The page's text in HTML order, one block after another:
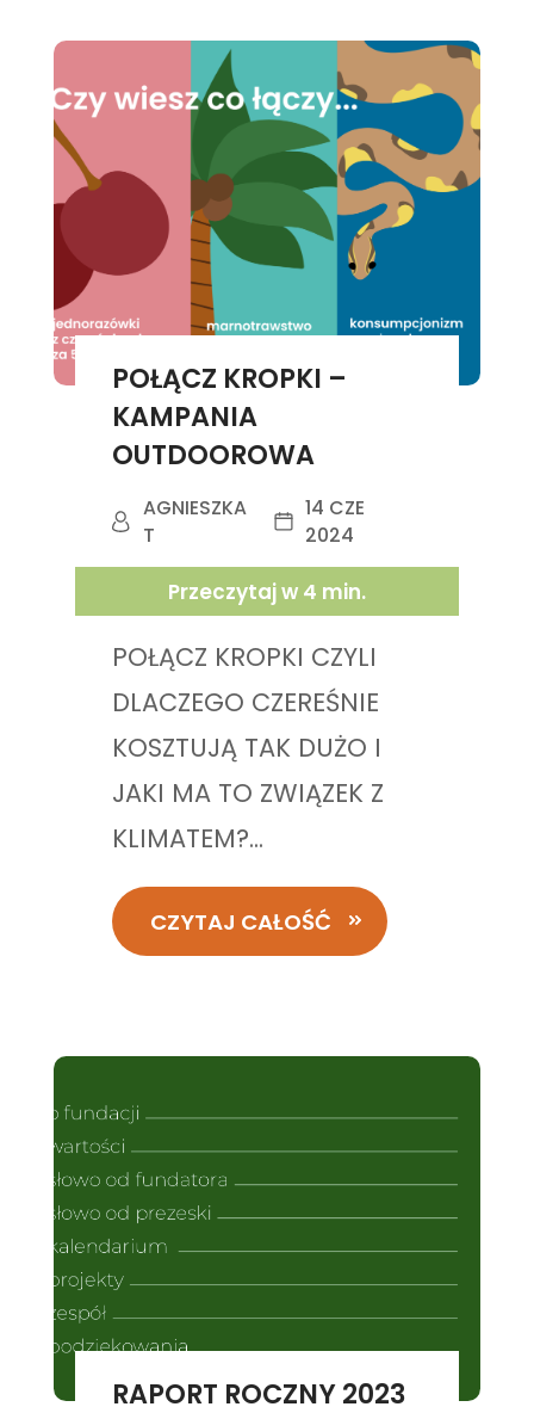
POŁĄCZ KROPKI –
KAMPANIA
OUTDOOROWA
AGNIESZKA
T
14 CZE
2024
Przeczytaj w 4 min.
POŁĄCZ KROPKI CZYLI
DLACZEGO CZEREŚNIE
KOSZTUJĄ TAK DUŻO I
JAKI MA TO ZWIĄZEK Z
KLIMATEM?...
CZYTAJ CAŁOŚĆ
RAPORT ROCZNY 2023